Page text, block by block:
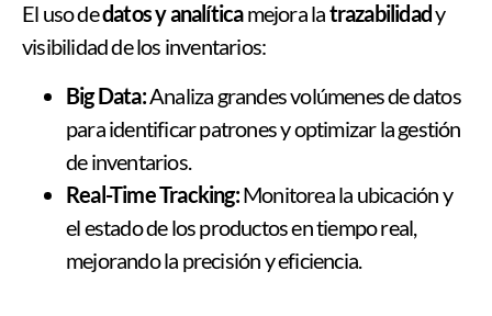
El uso dedatos y analíticamejora latrazabilidad y
visibilidad de los inventarios:
Big Data:Analiza grandes volúmenes de datos
para identificar patrones y optimizar la gestión
de inventarios.
Real-Time Tracking:Monitorea la ubicación y
el estado de los productos en tiempo real,
mejorando la precisión y eficiencia.